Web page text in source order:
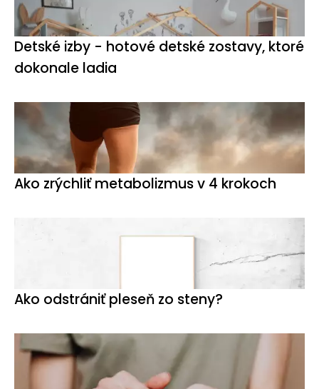
Detské izby - hotové detské zostavy, ktoré
dokonale ladia
Ako zrýchliť metabolizmus v 4 krokoch
Ako odstrániť pleseň zo steny?